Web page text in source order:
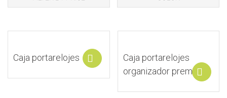
Caja portarelojes Select options
Caja portarelojes
organizador premium